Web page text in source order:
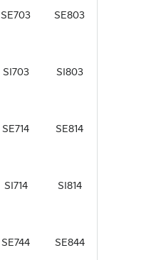
SE703 SE803
SI703 SI803
SE714 SE814
SI714 SI814
SE744 SE844